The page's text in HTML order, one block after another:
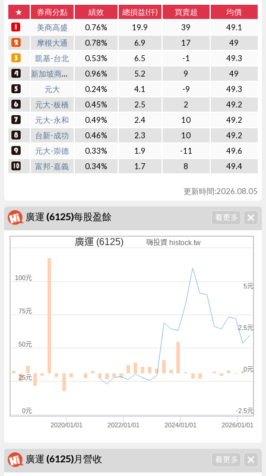
★ 券商分點 績效 總損益(仟) 買賣超
均價
美商高盛
0.76% 19.9 39
49.1
摩根大通
0.78% 6.9 17
49
凱基-台北
0.53% 6.5 -1
49.3
新加坡商瑞銀
0.96% 5.2 9
49
元大
0.24% 4.1 -9
49.3
元大-板橋
0.45% 2.5 2
49.2
元大-永和
0.49% 2.4 10
49.2
台新-成功
0.46% 2.3 10
49.2
元大-崇德
0.33% 1.9 -11
49.6
富邦-嘉義
0.34% 1.7 8 49.4
更新時間:2026.08.05
廣運 (6125)每股盈餘
廣運 (6125) 嗨投資 histock.tw
2020/01/01 2022/01/01 2024/01/01 2026/01/01
-2.5元
0元
2.5元
5元
0元
25元
50元
75元
100元
廣運 (6125)月營收